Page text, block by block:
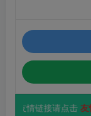
情链接请点击友情